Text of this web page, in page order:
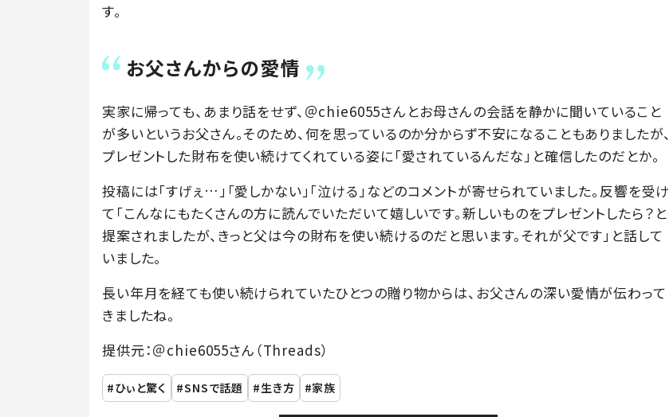
す。
お父さんからの愛情
実家に帰っても、あまり話をせず、＠chie6055さんとお母さんの会話を静かに聞いていること
が多いというお父さん。そのため、何を思っているのか分からず不安になることもありましたが、
プレゼントした財布を使い続けてくれている姿に「愛されているんだな」と確信したのだとか。
投稿には「すげぇ…」「愛しかない」「泣ける」などのコメントが寄せられていました。反響を受け
て「こんなにもたくさんの方に読んでいただいて嬉しいです。新しいものをプレゼントしたら？と
提案されましたが、きっと父は今の財布を使い続けるのだと思います。それが父です」と話して
いました。
長い年月を経ても使い続けられていたひとつの贈り物からは、お父さんの深い愛情が伝わって
きましたね。
提供元：＠chie6055さん（Threads）
ひぃと驚く SNSで話題 生き方 家族